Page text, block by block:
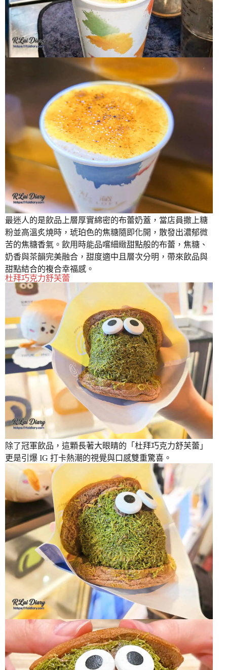
最迷人的是飲品上層厚實綿密的布蕾奶蓋，當店員撒上糖
粉並高溫炙燒時，琥珀色的焦糖隨即化開，散發出濃郁微
苦的焦糖香氣。飲用時能品嚐細緻甜點般的布蕾，焦糖、
奶香與茶韻完美融合，甜度適中且層次分明，帶來飲品與
甜點結合的複合幸福感。
杜拜巧克力舒芙蕾
除了冠軍飲品，這顆長著大眼睛的「杜拜巧克力舒芙蕾」
更是引爆 IG 打卡熱潮的視覺與口感雙重驚喜。